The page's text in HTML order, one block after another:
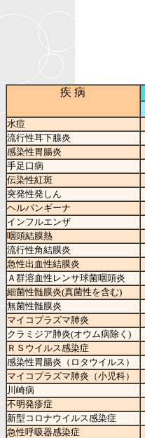
疾 病
水痘
流行性耳下腺炎
感染性胃腸炎
手足口病
伝染性紅斑
突発性発しん
ヘルパンギーナ
インフルエンザ
咽頭結膜熱
流行性角結膜炎
急性出血性結膜炎
Ａ群溶血性レンサ球菌咽頭炎
細菌性髄膜炎(真菌性を含む)
無菌性髄膜炎
マイコプラズマ肺炎
クラミジア肺炎(オウム病除く)
ＲＳウイルス感染症
感染性胃腸炎（ロタウイルス）
マイコプラズマ肺炎（小児科）
川崎病
不明発疹症
新型コロナウイルス感染症
急性呼吸器感染症